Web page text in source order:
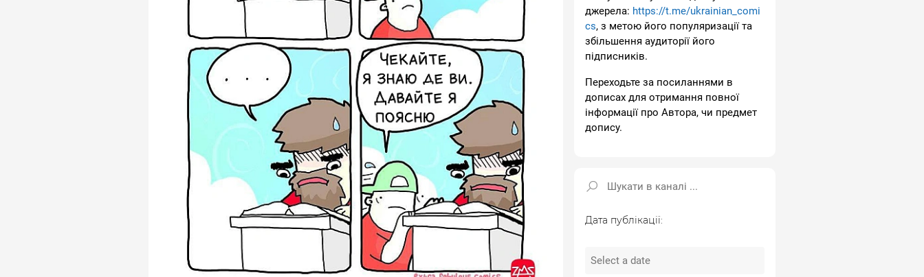
джерела: https://t.me/ukrainian_comi
cs, з метою його популяризації та
збільшення аудиторії його
підписників.
Переходьте за посиланнями в
дописах для отримання повної
інформації про Автора, чи предмет
допису.
Дата публікації: